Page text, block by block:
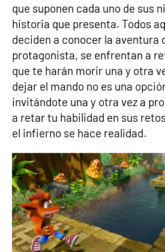
que suponen cada uno de sus
historia que presenta. Todos
deciden a conocer la aventura
protagonista, se enfrentan a
que te harán morir una y otra
dejar el mando no es una
invitándote una y otra vez a
a retar tu habilidad en sus
el infierno se hace realidad.